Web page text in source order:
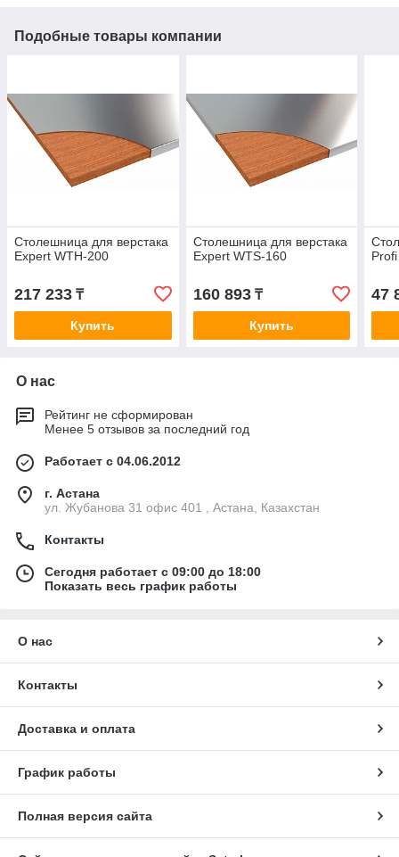
Подобные товары компании
Столешница для верстака
Expert WTH-200
217 233 ₸
Купить
Столешница для верстака
Expert WTS-160
160 893₸
Купить
47
О нас
Рейтинг не сформирован
Менее 5 отзывов за последний год
Работает с 04.06.2012
г. Астана
ул. Жубанова 31 офис 401 , Астана, Казахстан
Контакты
Сегодня работает с 09:00 до 18:00
Показать весь график работы
О нас
Контакты
Доставка и оплата
График работы
Полная версия сайта